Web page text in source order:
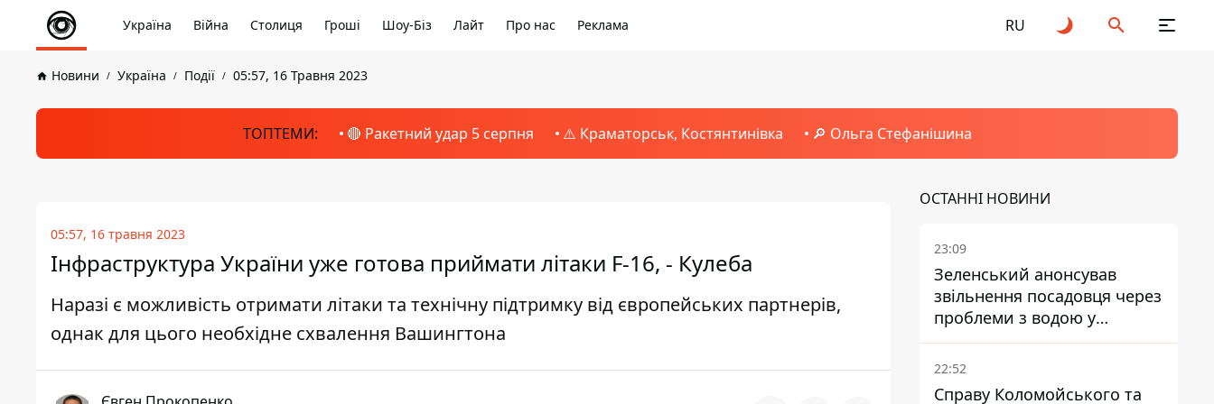
Україна Війна Столиця Гроші Шоу-Біз Лайт Про нас Реклама RU
Новини Україна Події 05:57, 16 Травня 2023
ТОПТЕМИ: 🔴 Ракетний удар 5 серпня ⚠️ Краматорськ, Костянтинівка 🔎 Ольга Стефанішина
05:57, 16 травня 2023
Інфраструктура України уже готова приймати літаки F-16, - Кулеба
Наразі є можливість отримати літаки та технічну підтримку від європейських партнерів,
однак для цього необхідне схвалення Вашингтона
ОСТАННІ НОВИНИ
23:09
Зеленський анонсував
звільнення посадовця через
проблеми з водою у
Марганці
22:52
Справу Коломойського та